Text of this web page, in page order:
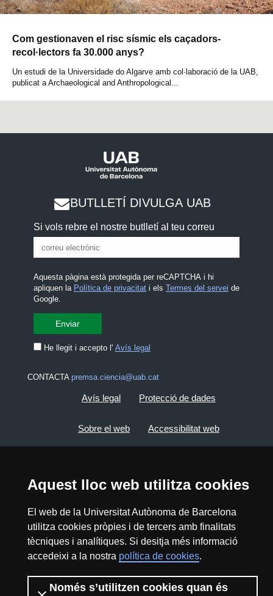
Aquest lloc web utilitza cookies
El web de la Universitat Autònoma de Barcelona
utilitza cookies pròpies i de tercers amb finalitats
tècniques i analítiques. Si desitja més informació
accedeixi a la nostra política de cookies.
Només s’utilitzen cookies quan és
Com gestionaven el risc sísmic els caçadors-
recol·lectors fa 30.000 anys?
Un estudi de la Universidade do Algarve amb col·laboració de la UAB,
publicat a Archaeological and Anthropological...
BUTLLETÍ DIVULGA UAB
Si vols rebre el nostre butlletí al teu correu
Aquesta pàgina està protegida per reCAPTCHA i hi
apliquen la Política de privacitati els Termes del servei de
Google.
He llegit i accepto l' Avís legal
CONTACTA premsa.ciencia@uab.cat
Avís legal Protecció de dades
Sobre el web Accessibilitat web
Reconeixement - No Comercial (CC BY NC) -
ISSN: 2014-6388
View low-bandwidth version